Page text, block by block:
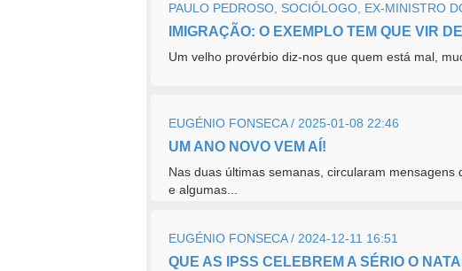
PAULO PEDROSO, SOCIÓLOGO, EX-MINISTRO
IMIGRAÇÃO: O EXEMPLO TEM QUE VIR
Um velho provérbio diz-nos que quem está mal,
EUGÉNIO FONSECA / 2025-01-08 22:46
UM ANO NOVO VEM AÍ!
Nas duas últimas semanas, circularam
e algumas...
EUGÉNIO FONSECA / 2024-12-11 16:51
QUE AS IPSS CELEBREM A SÉRIO O